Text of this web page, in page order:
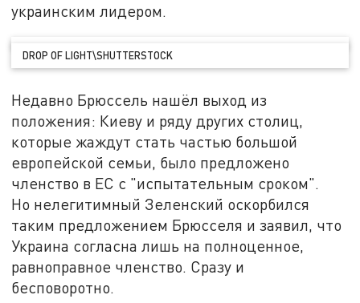
украинским лидером.
DROP OF LIGHT\SHUTTERSTOCK
Недавно Брюссель нашёл выход из
положения: Киеву и ряду других столиц,
которые жаждут стать частью большой
европейской семьи, было предложено
членство в ЕС с "испытательным сроком".
Но нелегитимный Зеленский оскорбился
таким предложением Брюсселя и заявил, что
Украина согласна лишь на полноценное,
равноправное членство. Сразу и
бесповоротно.